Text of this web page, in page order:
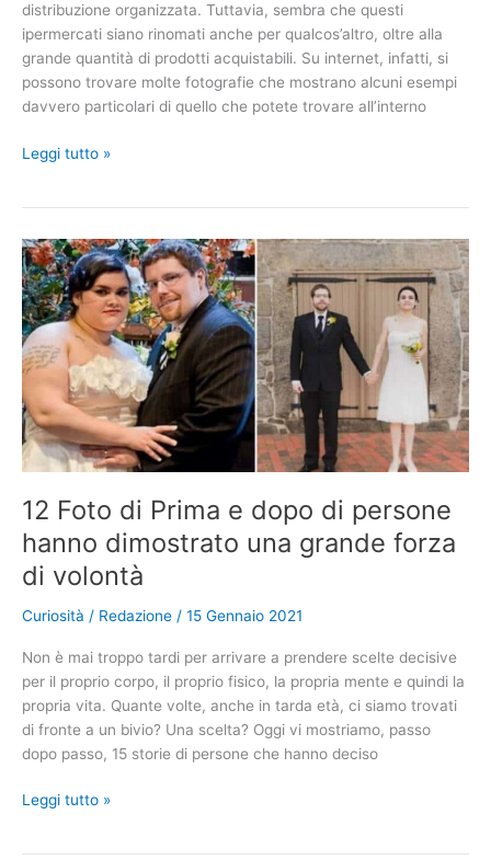
una
trasformazione
rigenerante
distribuzione organizzata. Tuttavia, sembra che questi
ipermercati siano rinomati anche per qualcos’altro, oltre alla
grande quantità di prodotti acquistabili. Su internet, infatti, si
possono trovare molte fotografie che mostrano alcuni esempi
davvero particolari di quello che potete trovare all’interno
15
che
puoi
vedere
solo
al
Walmart
Leggi tutto »
12 Foto di Prima e dopo di persone
hanno dimostrato una grande forza
di volontà
Curiosità / Redazione / 15 Gennaio 2021
Non è mai troppo tardi per arrivare a prendere scelte decisive
per il proprio corpo, il proprio fisico, la propria mente e quindi la
propria vita. Quante volte, anche in tarda età, ci siamo trovati
di fronte a un bivio? Una scelta? Oggi vi mostriamo, passo
dopo passo, 15 storie di persone che hanno deciso
12
Leggi tutto »